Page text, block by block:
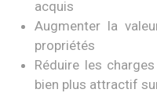
acquis
Augmenter la
propriétés
Réduire les
bien plus attractif